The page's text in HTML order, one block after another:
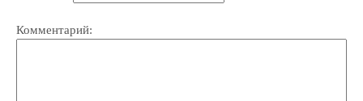
Комментарий: